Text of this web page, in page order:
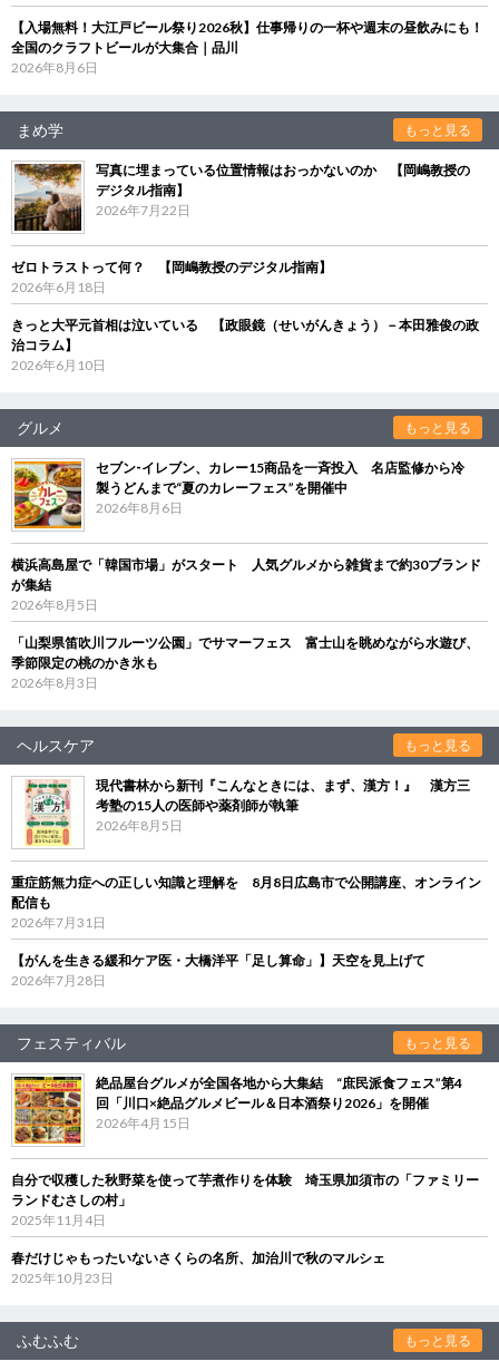
【入場無料！大江戸ビール祭り2026秋】仕事帰りの一杯や週末の昼飲みにも！
全国のクラフトビールが大集合｜品川
2026年8月6日
まめ学 もっと見る
写真に埋まっている位置情報はおっかないのか 【岡嶋教授の
デジタル指南】
2026年7月22日
ゼロトラストって何？ 【岡嶋教授のデジタル指南】
2026年6月18日
きっと大平元首相は泣いている 【政眼鏡（せいがんきょう）－本田雅俊の政
治コラム】
2026年6月10日
グルメ もっと見る
セブン‐イレブン、カレー15商品を一斉投入 名店監修から冷
製うどんまで“夏のカレーフェス”を開催中
2026年8月6日
横浜高島屋で「韓国市場」がスタート 人気グルメから雑貨まで約30ブランド
が集結
2026年8月5日
「山梨県笛吹川フルーツ公園」でサマーフェス 富士山を眺めながら水遊び、
季節限定の桃のかき氷も
2026年8月3日
ヘルスケア もっと見る
現代書林から新刊『こんなときには、まず、漢方！』 漢方三
考塾の15人の医師や薬剤師が執筆
2026年8月5日
重症筋無力症への正しい知識と理解を 8月8日広島市で公開講座、オンライン
配信も
2026年7月31日
【がんを生きる緩和ケア医・大橋洋平「足し算命」】天空を見上げて
2026年7月28日
フェスティバル もっと見る
絶品屋台グルメが全国各地から大集結 “庶民派食フェス”第4
回「川口×絶品グルメビール＆日本酒祭り2026」を開催
2026年4月15日
自分で収穫した秋野菜を使って芋煮作りを体験 埼玉県加須市の「ファミリー
ランドむさしの村」
2025年11月4日
春だけじゃもったいないさくらの名所、加治川で秋のマルシェ
2025年10月23日
ふむふむ もっと見る